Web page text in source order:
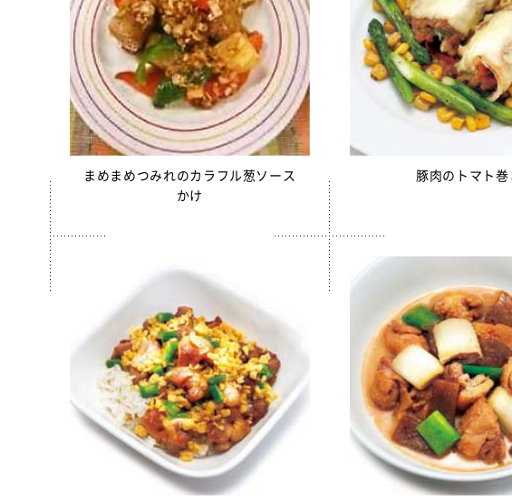
季節・行事食 夏 秋
郷土料理
全学栄製品
全学栄すいせん製品
全学栄 豚レバーチップ
蒸し挽き割り大豆
えごまふりかけ
【只今休売中】菜の花ふり
沖縄パインゼリー
すだちゼリー
ブルーベリーゼリーCFE
北海道シュレッドチーズ
給食用 毎日骨太 MBP®
クラスメイト
うの花コロッケ（ひじき
まめまめつみれのカラフル葱ソース
かけ
豚肉のトマト巻